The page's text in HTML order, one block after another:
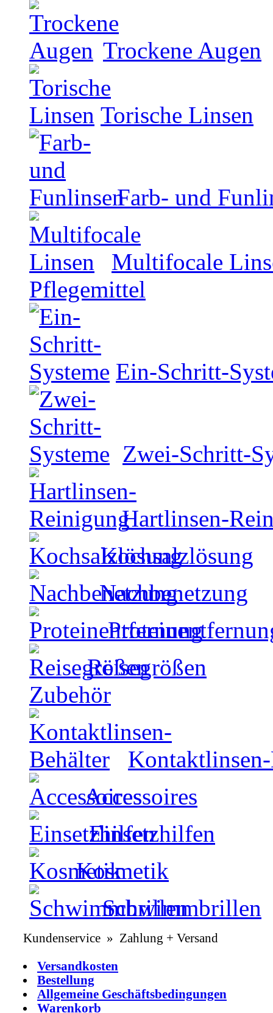
Trockene Augen
Torische Linsen
Farb- und
Multifocale
Pflegemittel
Ein-Schritt-
Zwei-Schritt-
Hartlinsen-
Kochsalzlösung
Nachbenetzung
Reisegrößen
Zubehör
Accessoires
Einsetzhilfen
Kosmetik
Schwimmbrillen
Kundenservice » Zahlung + Versand
Versandkosten
Bestellung
Allgemeine Geschäftsbedingungen
Warenkorb